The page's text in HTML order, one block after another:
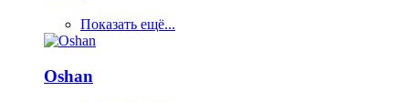
Показать ещё...
Oshan